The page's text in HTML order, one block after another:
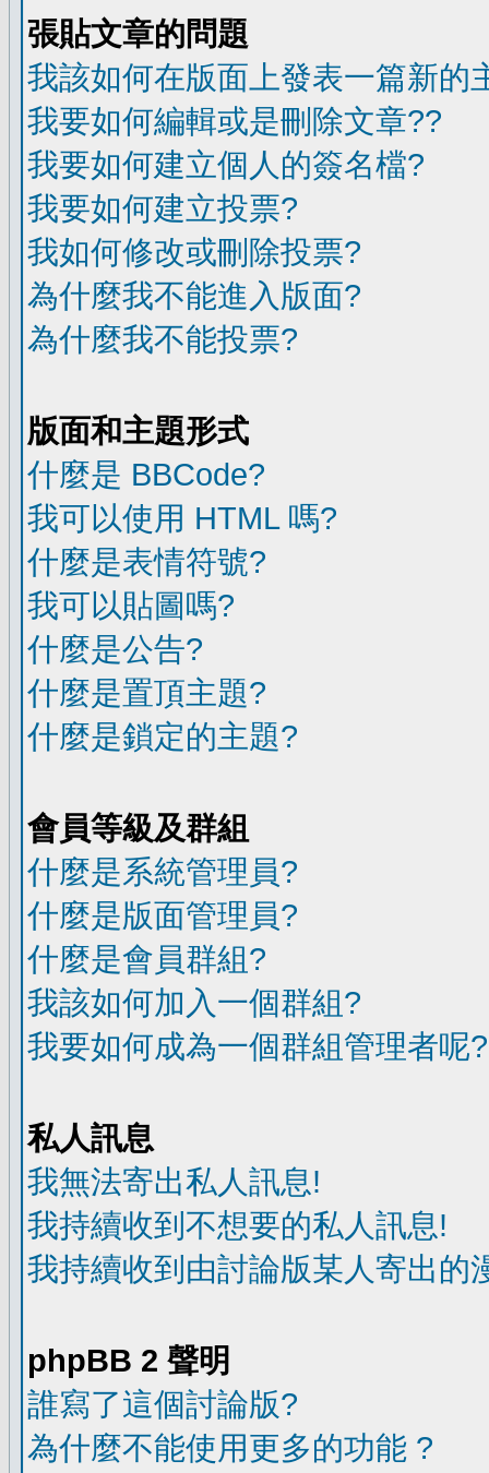
張貼文章的問題
我該如何在版面上發表一篇新的
我要如何編輯或是刪除文章??
我要如何建立個人的簽名檔?
我要如何建立投票?
我如何修改或刪除投票?
為什麼我不能進入版面?
為什麼我不能投票?
版面和主題形式
什麼是 BBCode?
我可以使用 HTML 嗎?
什麼是表情符號?
我可以貼圖嗎?
什麼是公告?
什麼是置頂主題?
什麼是鎖定的主題?
會員等級及群組
什麼是系統管理員?
什麼是版面管理員?
什麼是會員群組?
我該如何加入一個群組?
我要如何成為一個群組管理者呢?
私人訊息
我無法寄出私人訊息!
我持續收到不想要的私人訊息!
我持續收到由討論版某人寄出的
phpBB 2 聲明
誰寫了這個討論版?
為什麼不能使用更多的功能 ?